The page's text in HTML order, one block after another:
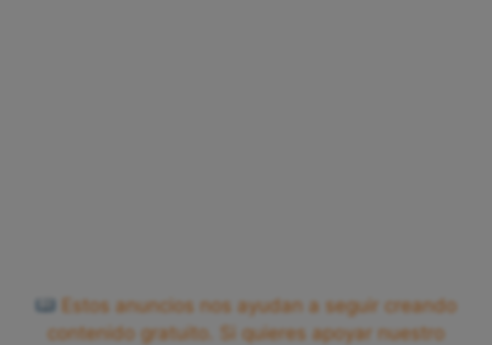
Estos anuncios nos ayudan a seguir creando
contenido gratuito. Si quieres apoyar nuestro